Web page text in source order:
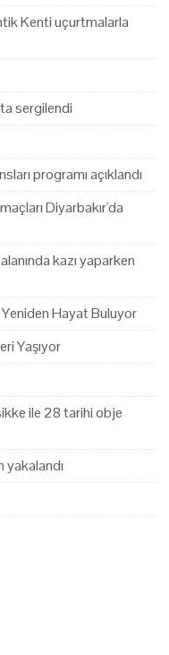
Kenti uçurtmalarla
sergilendi
programı açıklandı
Diyarbakır'da
kazı yaparken
Hayat Buluyor
Yaşıyor
ile 28 tarihi obje